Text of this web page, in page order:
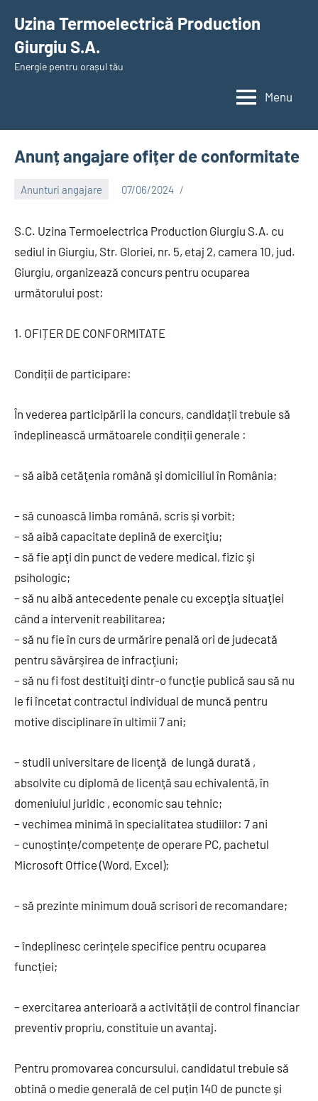
content
Uzina Termoelectrică Production
Giurgiu S.A.
Energie pentru orașul tău
Menu
Anunț angajare ofițer de conformitate
Anunturi angajare 07/06/2024
S.C. Uzina Termoelectrica Production Giurgiu S.A. cu
sediul in Giurgiu, Str. Gloriei, nr. 5, etaj 2, camera 10, jud.
Giurgiu, organizează concurs pentru ocuparea
următorului post:
1. OFIȚER DE CONFORMITATE
Condiții de participare:
În vederea participării la concurs, candidații trebuie să
îndeplinească următoarele condiții generale :
– să aibă cetăţenia română şi domiciliul în România;
– să cunoască limba română, scris şi vorbit;
– să aibă capacitate deplină de exerciţiu;
– să fie apţi din punct de vedere medical, fizic şi
psihologic;
– să nu aibă antecedente penale cu excepţia situaţiei
când a intervenit reabilitarea;
– să nu fie în curs de urmărire penală ori de judecată
pentru săvârşirea de infracţiuni;
– să nu fi fost destituiţi dintr-o funcţie publică sau să nu
le fi încetat contractul individual de muncă pentru
motive disciplinare în ultimii 7 ani;
– studii universitare de licenţă de lungă durată ,
absolvite cu diplomă de licenţă sau echivalentă, în
domeniuiul juridic , economic sau tehnic;
– vechimea minimă în specialitatea studiilor: 7 ani
– cunoștințe/competențe de operare PC, pachetul
Microsoft Office (Word, Excel);
– să prezinte minimum două scrisori de recomandare;
– îndeplinesc cerințele specifice pentru ocuparea
funcției;
– exercitarea anterioară a activității de control financiar
preventiv propriu, constituie un avantaj.
Pentru promovarea concursului, candidatul trebuie să
obtină o medie generală de cel puțin 140 de puncte și